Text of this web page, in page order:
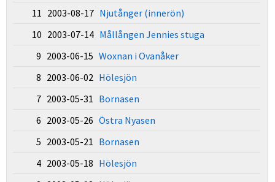
11 2003-08-17 Njutånger (innerön)
10 2003-07-14 Mållången Jennies stuga
9 2003-06-15 Woxnan i Ovanåker
8 2003-06-02 Hölesjön
7 2003-05-31 Bornasen
6 2003-05-26 Östra Nyasen
5 2003-05-21 Bornasen
4 2003-05-18 Hölesjön